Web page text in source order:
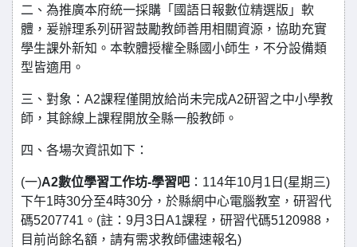
二、為推廣本府統一採購「國語日報數位精選版」軟
體，爰辦理系列研習鼓勵教師善用相關資源，協助充實
學生課外新知。本軟體授權全縣國小師生，不分設備類
型皆適用。
三、對象：A2課程僅開放給尚未完成A2研習之中小學教
師，其餘線上課程開放全縣一般教師。
四、各場次資訊如下：
(一)A2數位學習工作坊-學習吧 ：114年10月1日(星期三)
下午1時30分至4時30分，於縣網中心電腦教室，研習代
碼5207741。(註：9月3日A1課程，研習代碼5120988，
目前尚餘名額，請有需求教師儘速報名)